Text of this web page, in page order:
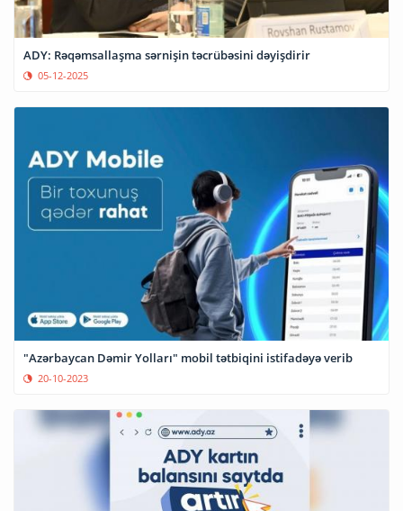
ADY: Rəqəmsallaşma sərnişin təcrübəsini dəyişdirir
05-12-2025
"Azərbaycan Dəmir Yolları" mobil tətbiqini istifadəyə verib
20-10-2023